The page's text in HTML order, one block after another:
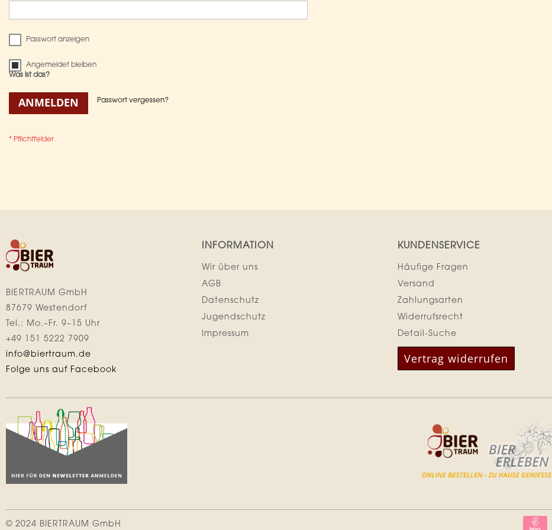
Passwort anzeigen
Angemeldet bleiben
Was ist das?
ANMELDEN Passwort vergessen?
BIERTRAUM GmbH
87679 Westendorf
Tel.: Mo.–Fr. 9–15 Uhr
+49 151 5222 7909
info@biertraum.de
Folge uns auf Facebook
INFORMATION
Wir über uns
AGB
Datenschutz
Jugendschutz
Impressum
KUNDENSERVICE
Häufige Fragen
Versand
Zahlungsarten
Widerrufsrecht
Detail-Suche
Vertrag widerrufen
© 2024 BIERTRAUM GmbH